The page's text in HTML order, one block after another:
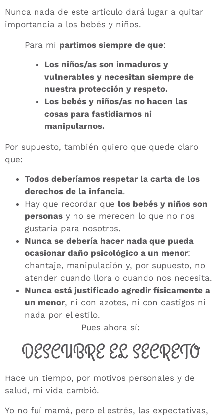
Nunca nada de este artículo dará lugar a quitar
importancia a los bebés y niños.
Para mí partimos siempre de que:
Los niños/as son inmaduros y
vulnerables y necesitan siempre de
nuestra protección y respeto.
Los bebés y niños/as no hacen las
cosas para fastidiarnos ni
manipularnos.
Por supuesto, también quiero que quede claro
que:
Todos deberíamos respetar la carta de los
derechos de la infancia.
Hay que recordar que los bebés y niños son
personas y no se merecen lo que no nos
gustaría para nosotros.
Nunca se debería hacer nada que pueda
ocasionar daño psicológico a un menor:
chantaje, manipulación y, por supuesto, no
atender cuando llora o cuando nos necesita.
Nunca está justificado agredir físicamente a
un menor, ni con azotes, ni con castigos ni
nada por el estilo.
Pues ahora sí:
DESCUBRE EL SECRETO
Hace un tiempo, por motivos personales y de
salud, mi vida cambió.
Yo no fuí mamá, pero el estrés, las expectativas,